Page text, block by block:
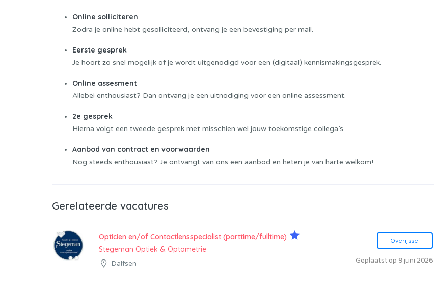
Online solliciteren
Zodra je online hebt gesolliciteerd, ontvang je een bevestiging per mail.
Eerste gesprek
Je hoort zo snel mogelijk of je wordt uitgenodigd voor een (digitaal) kennismakingsgesprek.
Online assesment
Allebei enthousiast? Dan ontvang je een uitnodiging voor een online assessment.
2e gesprek
Hierna volgt een tweede gesprek met misschien wel jouw toekomstige collega’s.
Aanbod van contract en voorwaarden
Nog steeds enthousiast? Je ontvangt van ons een aanbod en heten je van harte welkom!
Gerelateerde vacatures
Opticien en/of Contactlensspecialist (parttime/fulltime)
Stegeman Optiek & Optometrie
Dalfsen
Overijssel
Geplaatst op 9 juni 2026